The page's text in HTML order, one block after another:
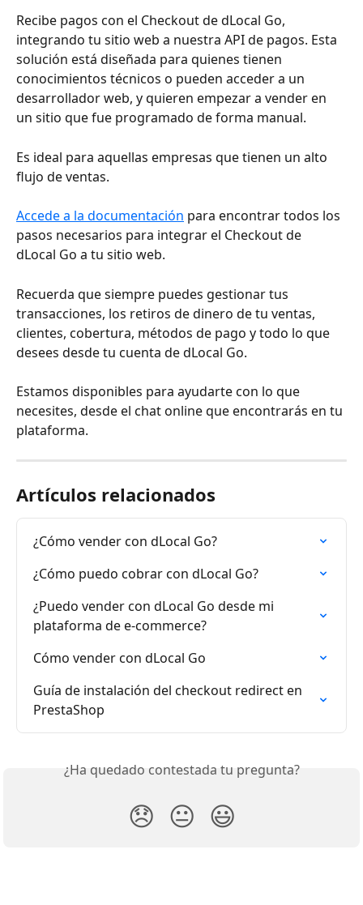
Recibe pagos con el Checkout de dLocal Go,
integrando tu sitio web a nuestra API de pagos. Esta
solución está diseñada para quienes tienen
conocimientos técnicos o pueden acceder a un
desarrollador web, y quieren empezar a vender en
un sitio que fue programado de forma manual.
Es ideal para aquellas empresas que tienen un alto
flujo de ventas.
Accede a la documentación para encontrar todos los
pasos necesarios para integrar el Checkout de
dLocal Go a tu sitio web.
Recuerda que siempre puedes gestionar tus
transacciones, los retiros de dinero de tu ventas,
clientes, cobertura, métodos de pago y todo lo que
desees desde tu cuenta de dLocal Go.
Estamos disponibles para ayudarte con lo que
necesites, desde el chat online que encontrarás en tu
plataforma.
Artículos relacionados
¿Cómo vender con dLocal Go?
¿Cómo puedo cobrar con dLocal Go?
¿Puedo vender con dLocal Go desde mi
plataforma de e-commerce?
Cómo vender con dLocal Go
Guía de instalación del checkout redirect en
PrestaShop
¿Ha quedado contestada tu pregunta?
😞 😐 😃